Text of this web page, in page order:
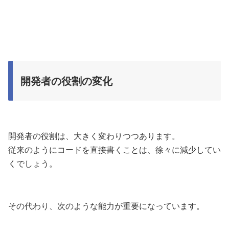
開発者の役割の変化
開発者の役割は、大きく変わりつつあります。
従来のようにコードを直接書くことは、徐々に減少してい
くでしょう。
その代わり、次のような能力が重要になっています。